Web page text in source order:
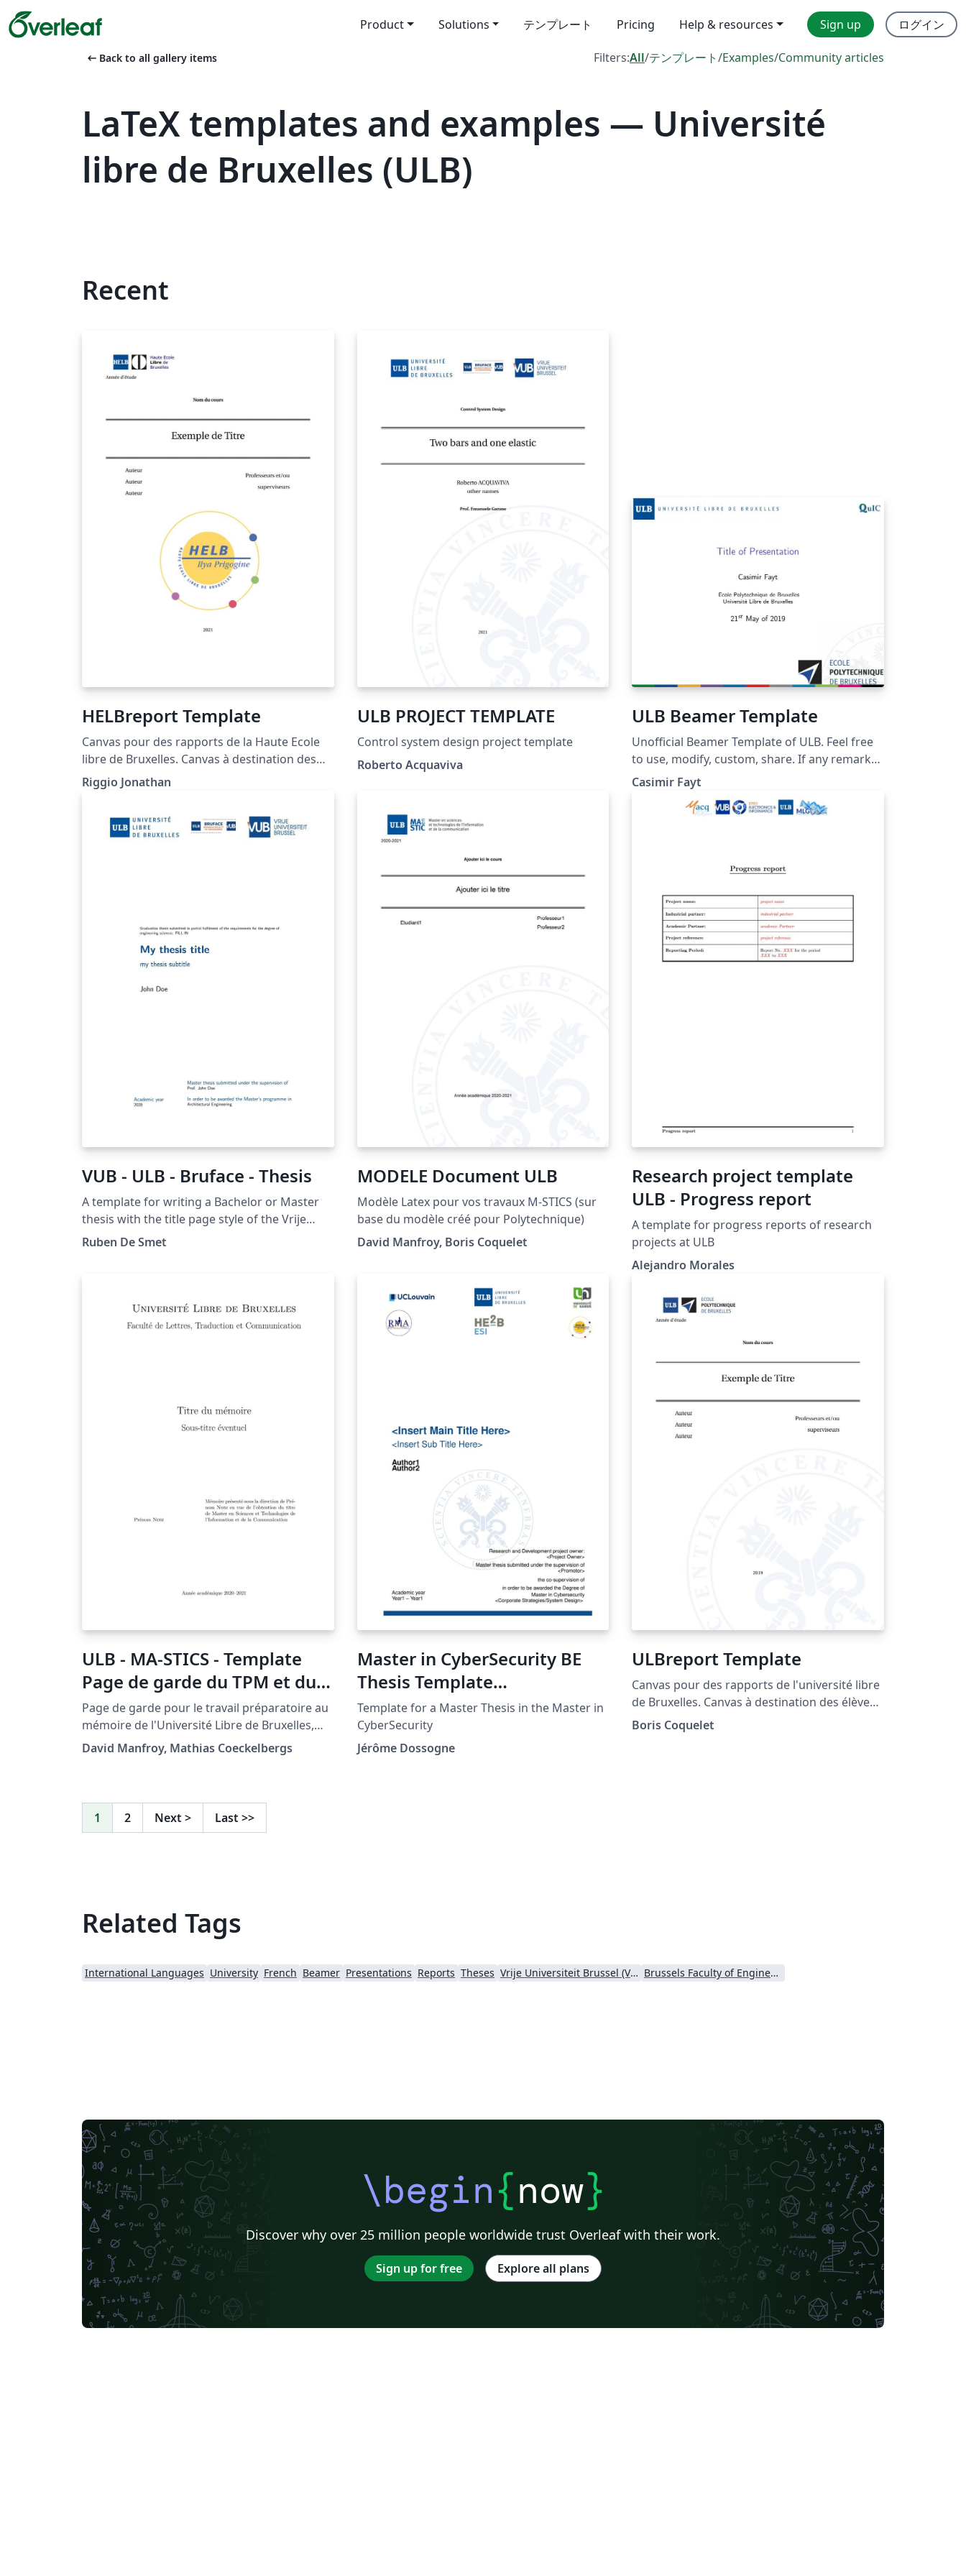
Product Solutions テンプレート Pricing Help & resources Sign up ログイン
arrow_left_alt Back to all gallery items Filters:All/テンプレート/Examples/Community articles
LaTeX templates and examples — Université
libre de Bruxelles (ULB)
Recent
HELBreport Template
Canvas pour des rapports de la Haute Ecole
libre de Bruxelles. Canvas à destination des
élèves de la section Informatique.
Riggio Jonathan
ULB PROJECT TEMPLATE
Control system design project template
Roberto Acquaviva
ULB Beamer Template
Unofficial Beamer Template of ULB. Feel free
to use, modify, custom, share. If any remark
or question please contact me at
fayt.casimir@gmail.com Enjoy !
Casimir Fayt
VUB - ULB - Bruface - Thesis
A template for writing a Bachelor or Master
thesis with the title page style of the Vrije
Universiteit Brussel, ULB and Bruface. Please
Ruben De Smet
MODELE Document ULB
Modèle Latex pour vos travaux M-STICS (sur
base du modèle créé pour Polytechnique)
David Manfroy, Boris Coquelet
Research project template
ULB - Progress report
A template for progress reports of research
projects at ULB
Alejandro Morales
ULB - MA-STICS - Template
Page de garde du TPM et du
mémoire
Page de garde pour le travail préparatoire au
mémoire de l'Université Libre de Bruxelles,
Master en Sciences et Technologie de
l'Information et de la Communication
David Manfroy, Mathias Coeckelbergs
Master in CyberSecurity BE
Thesis Template
(ULB,UNamur,UCL,HE2B/ESI,H
ELB,ERM)
Template for a Master Thesis in the Master in
CyberSecurity
Jérôme Dossogne
ULBreport Template
Canvas pour des rapports de l'université libre
de Bruxelles. Canvas à destination des élèves
de l'école Polytechnique de Bruxelles.
Boris Coquelet
1 2 Next > Last >>
Related Tags
International Languages University French Beamer Presentations Reports Theses Vrije Universiteit Brussel (VUB) Brussels Faculty of Engineering
\begin{now}
Discover why over 25 million people worldwide trust Overleaf with their work.
Sign up for free Explore all plans